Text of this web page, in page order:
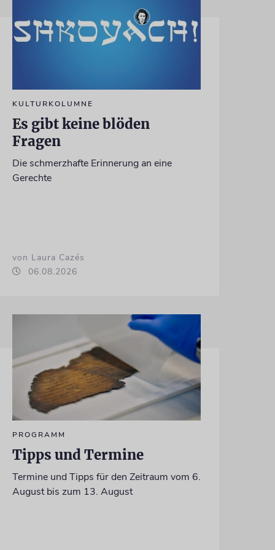
KULTURKOLUMNE
Es gibt keine blöden
Fragen
Die schmerzhafte Erinnerung an eine
Gerechte
von Laura Cazés
06.08.2026
PROGRAMM
Tipps und Termine
Termine und Tipps für den Zeitraum vom 6.
August bis zum 13. August